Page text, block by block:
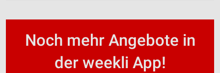
Noch mehr Angebote in
der weekli App!